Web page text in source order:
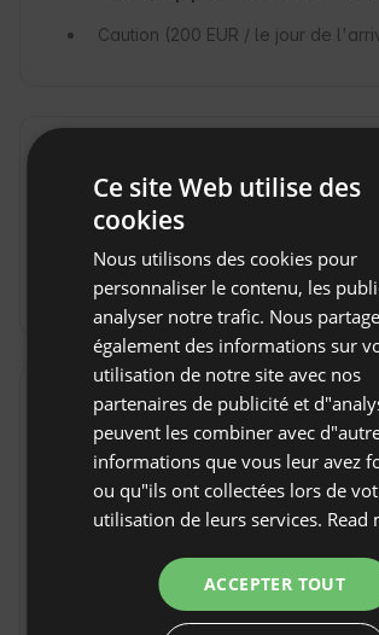
Caution (200 EUR / le jour de
Heure d'arrivée : de 14:00 à 17:00
Réservation non remboursable
Emplacement
Coswig, Province Saxony-Anhalt
[ST], Allemagne
Ce site Web utilise des
cookies
Nous utilisons des cookies pour
personnaliser le contenu, les
analyser notre trafic. Nous
également des informations sur
utilisation de notre site avec nos
partenaires de publicité et
peuvent les combiner avec
informations que vous leur avez
ou qu"ils ont collectées lors de
utilisation de leurs services. Read
ACCEPTER TOUT